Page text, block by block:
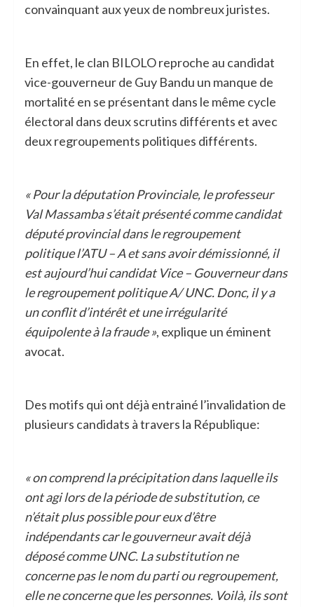
convainquant aux yeux de nombreux juristes.
En effet, le clan BILOLO reproche au candidat
vice-gouverneur de Guy Bandu un manque de
mortalité en se présentant dans le même cycle
électoral dans deux scrutins différents et avec
deux regroupements politiques différents.
« Pour la députation Provinciale, le professeur
Val Massamba s’était présenté comme candidat
député provincial dans le regroupement
politique l’ATU – A et sans avoir démissionné, il
est aujourd’hui candidat Vice – Gouverneur dans
le regroupement politique A/ UNC. Donc, il y a
un conflit d’intérêt et une irrégularité
équipolente à la fraude », explique un éminent
avocat.
Des motifs qui ont déjà entrainé l’invalidation de
plusieurs candidats à travers la République:
« on comprend la précipitation dans laquelle ils
ont agi lors de la période de substitution, ce
n’était plus possible pour eux d’être
indépendants car le gouverneur avait déjà
déposé comme UNC. La substitution ne
concerne pas le nom du parti ou regroupement,
elle ne concerne que les personnes. Voilà, ils sont